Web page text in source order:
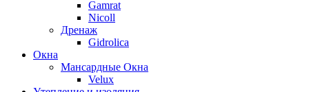
Gamrat
Nicoll
Дренаж
Gidrolica
Окна
Мансардные Окна
Velux